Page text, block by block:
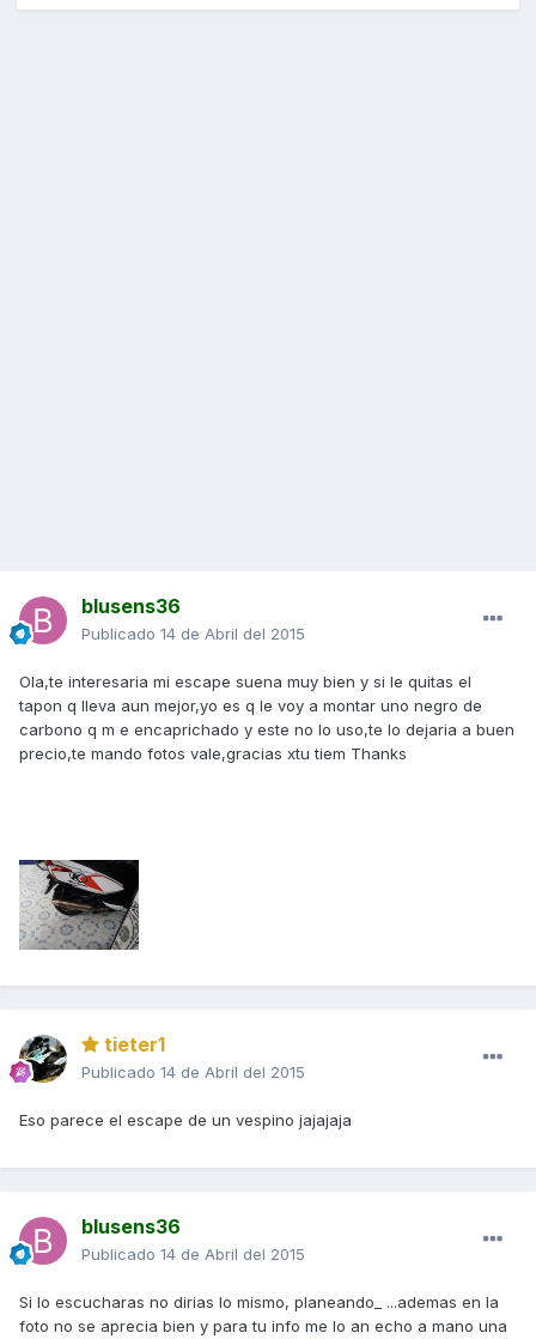
blusens36
Publicado 14 de Abril del 2015
Ola,te interesaria mi escape suena muy bien y si le quitas el
tapon q lleva aun mejor,yo es q le voy a montar uno negro de
carbono q m e encaprichado y este no lo uso,te lo dejaria a buen
precio,te mando fotos vale,gracias xtu tiem Thanks
tieter1
Publicado 14 de Abril del 2015
Eso parece el escape de un vespino jajajaja
blusens36
Publicado 14 de Abril del 2015
Si lo escucharas no dirias lo mismo, planeando_ ...ademas en la
foto no se aprecia bien y para tu info me lo an echo a mano una